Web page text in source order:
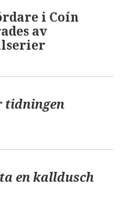
i Coín
av
tidningen
en kalldusch